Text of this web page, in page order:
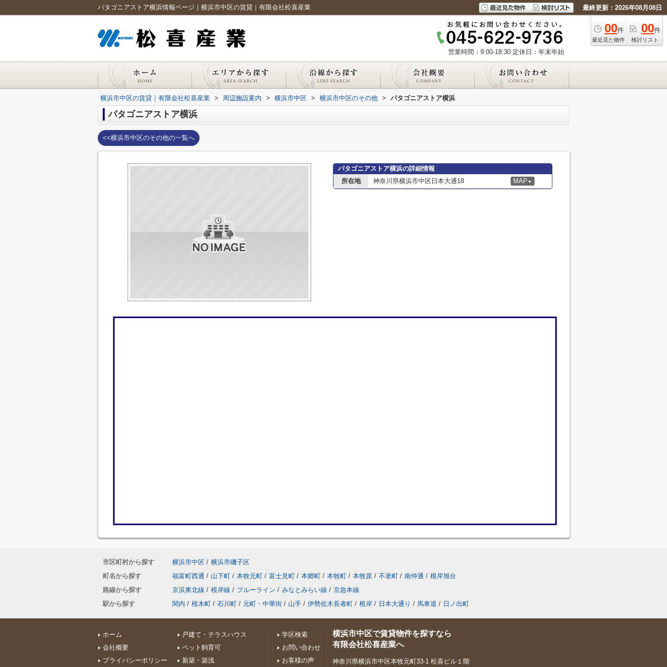
パタゴニアストア横浜情報ページ｜横浜市中区の賃貸｜有限会社松喜産業 最終更新：2026年08月08日
00件
最近見た物件
00件
検討リスト
営業時間：9:00-18:30 定休日：年末年始
横浜市中区の賃貸｜有限会社松喜産業 > 周辺施設案内 > 横浜市中区 > 横浜市中区のその他 > パタゴニアストア横浜
パタゴニアストア横浜
<<横浜市中区のその他の一覧へ
パタゴニアストア横浜の詳細情報
所在地
神奈川県横浜市中区日本大通18 MAP ▼
市区町村から探す 横浜市中区 / 横浜市磯子区
町名から探す
福富町西通 / 山下町 / 本牧元町 / 富士見町 / 本郷町 / 本牧町 / 本牧原 / 不老町 / 南仲通 / 根岸旭台
路線から探す
京浜東北線 / 根岸線 / ブルーライン / みなとみらい線 / 京急本線
駅から探す
関内 / 桜木町 / 石川町 / 元町・中華街 / 山手 / 伊勢佐木長者町 / 根岸 / 日本大通り / 馬車道 / 日ノ出町
ホーム
会社概要
プライバシーポリシー
戸建て・テラスハウス
ペット飼育可
新築・築浅
学区検索
お問い合わせ
お客様の声
横浜市中区で賃貸物件を探すなら
有限会社松喜産業へ
神奈川県横浜市中区本牧元町33-1 松喜ビル１階